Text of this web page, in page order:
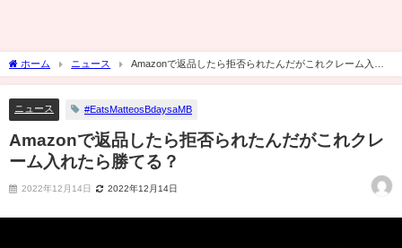
ホーム ニュース
Amazonで返品したら拒否られたんだがこれクレーム入れ
たら勝てる？
ニュース #EatsMatteosBdaysaMB
Amazonで返品したら拒否られたんだがこれクレ
ーム入れたら勝てる？
2022年12月14日 2022年12月14日